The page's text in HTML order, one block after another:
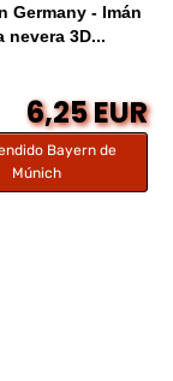
Germany - Imán
nevera 3D...
6,25 EUR
Bayern de
Múnich